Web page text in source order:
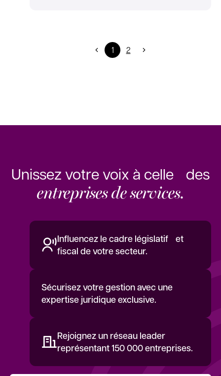
1 2
Unissez votre voix à celle des
entreprises de services.
Influencez le cadre législatif et
fiscal de votre secteur.
Sécurisez votre gestion avec une
expertise juridique exclusive.
Rejoignez un réseau leader
représentant 150 000 entreprises.